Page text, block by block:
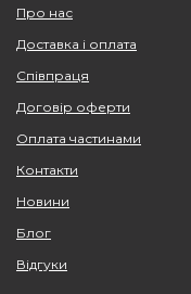
Про нас
Доставка і оплата
Співпраця
Договір оферти
Оплата частинами
Контакти
Новини
Блог
Відгуки